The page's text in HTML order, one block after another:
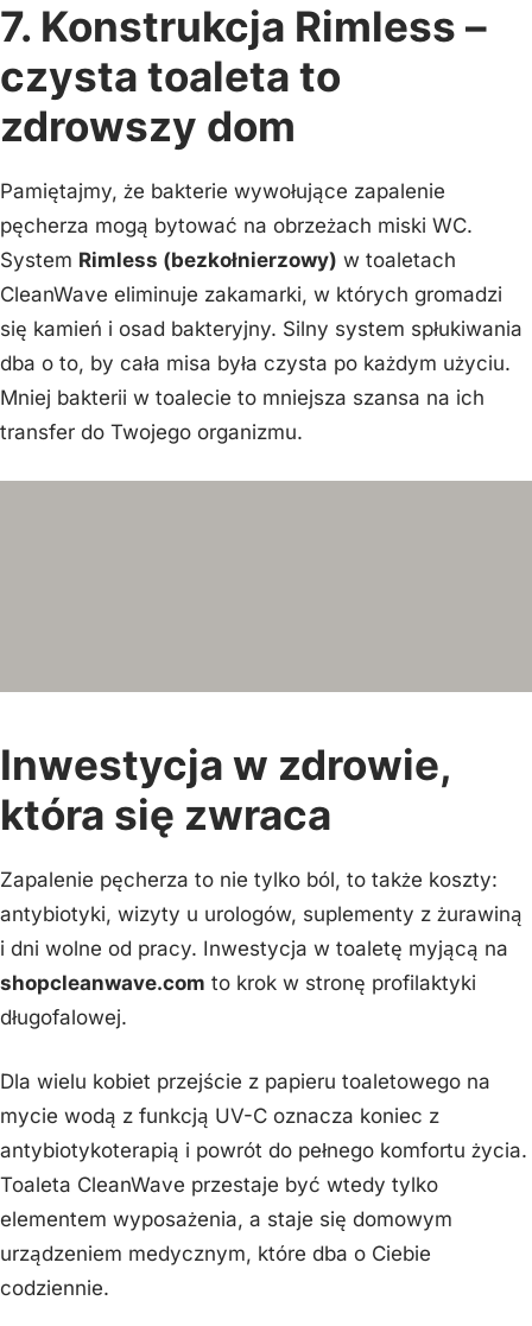
7. Konstrukcja Rimless –
czysta toaleta to
zdrowszy dom
Pamiętajmy, że bakterie wywołujące zapalenie
pęcherza mogą bytować na obrzeżach miski WC.
System Rimless (bezkołnierzowy) w toaletach
CleanWave eliminuje zakamarki, w których gromadzi
się kamień i osad bakteryjny. Silny system spłukiwania
dba o to, by cała misa była czysta po każdym użyciu.
Mniej bakterii w toalecie to mniejsza szansa na ich
transfer do Twojego organizmu.
Inwestycja w zdrowie,
która się zwraca
Zapalenie pęcherza to nie tylko ból, to także koszty:
antybiotyki, wizyty u urologów, suplementy z żurawiną
i dni wolne od pracy. Inwestycja w toaletę myjącą na
shopcleanwave.com to krok w stronę profilaktyki
długofalowej.
Dla wielu kobiet przejście z papieru toaletowego na
mycie wodą z funkcją UV-C oznacza koniec z
antybiotykoterapią i powrót do pełnego komfortu życia.
Toaleta CleanWave przestaje być wtedy tylko
elementem wyposażenia, a staje się domowym
urządzeniem medycznym, które dba o Ciebie
codziennie.